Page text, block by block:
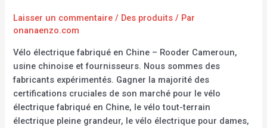
Laisser un commentaire / Des produits / Par
onanaenzo.com
Vélo électrique fabriqué en Chine – Rooder Cameroun,
usine chinoise et fournisseurs. Nous sommes des
fabricants expérimentés. Gagner la majorité des
certifications cruciales de son marché pour le vélo
électrique fabriqué en Chine, le vélo tout-terrain
électrique pleine grandeur, le vélo électrique pour dames,